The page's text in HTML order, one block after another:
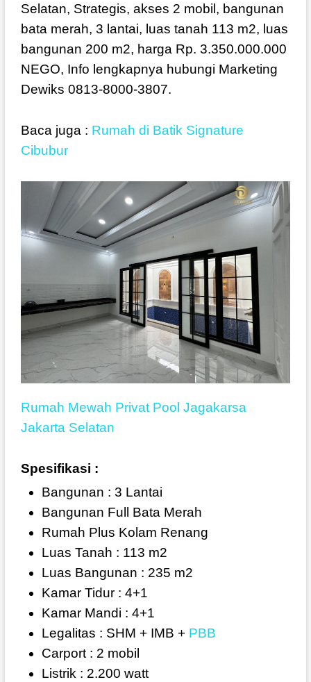
Selatan, Strategis, akses 2 mobil, bangunan
bata merah, 3 lantai, luas tanah 113 m2, luas
bangunan 200 m2, harga Rp. 3.350.000.000
NEGO, Info lengkapnya hubungi Marketing
Dewiks 0813-8000-3807.
Baca juga : Rumah di Batik Signature
Cibubur
Rumah Mewah Privat Pool Jagakarsa
Jakarta Selatan
Spesifikasi :
Bangunan : 3 Lantai
Bangunan Full Bata Merah
Rumah Plus Kolam Renang
Luas Tanah : 113 m2
Luas Bangunan : 235 m2
Kamar Tidur : 4+1
Kamar Mandi : 4+1
Legalitas : SHM + IMB + PBB
Carport : 2 mobil
Listrik : 2.200 watt